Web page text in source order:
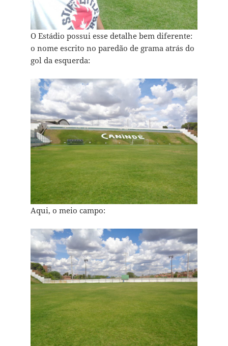
O Estádio possui esse detalhe bem diferente:
o nome escrito no paredão de grama atrás do
gol da esquerda:
Aqui, o meio campo: